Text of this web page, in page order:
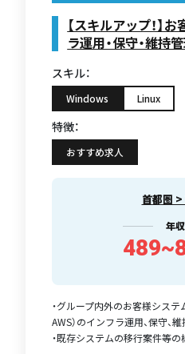
【スキルアップ！】
ラ運用・保守・維持
スキル：
Windows Linux
特徴：
おすすめ求人
首都圏
年収
・グループ内外のお客様システ
AWS）のインフラ運用、保守、
・既存システムの移行案件等の